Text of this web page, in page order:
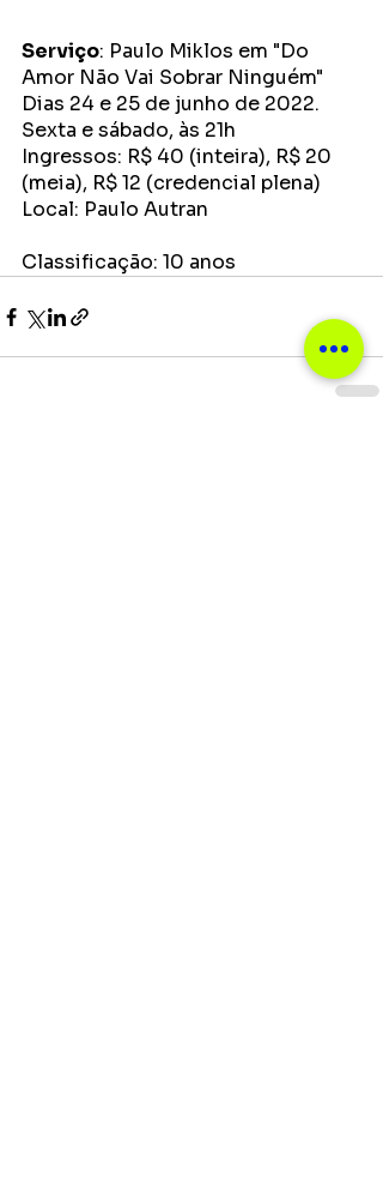
Serviço: Paulo Miklos em "Do
Amor Não Vai Sobrar Ninguém"
Dias 24 e 25 de junho de 2022.
Sexta e sábado, às 21h
Ingressos: R$ 40 (inteira), R$ 20
(meia), R$ 12 (credencial plena)
Local: Paulo Autran
Classificação: 10 anos